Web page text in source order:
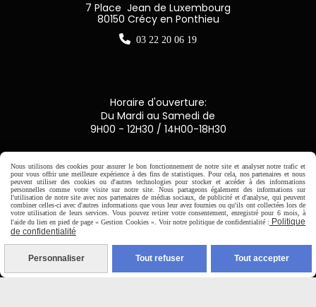
7 Place Jean de Luxembourg
80150 Crécy en Ponthieu
 03 22 20 06 19
Horaire d'ouverture:
Du Mardi au Samedi de
9H00 - 12H30 / 14H00-18H30

Paiement sécurisé
CB Crédit Agricole
Nous utilisons des cookies pour assurer le bon fonctionnement de notre site et analyser notre trafic et
pour vous offrir une meilleure expérience à des fins de statistiques. Pour cela, nos partenaires et nous
peuvent utiliser des cookies ou d'autres technologies pour stocker et accéder à des informations
personnelles comme votre visite sur notre site. Nous partageons également des informations sur
l'utilisation de notre site avec nos partenaires de médias sociaux, de publicité et d'analyse, qui peuvent
combiner celles-ci avec d'autres informations que vous leur avez fournies ou qu'ils ont collectées lors de
votre utilisation de leurs services. Vous pouvez retirer votre consentement, enregistré pour 6 mois, à
l'aide du lien en pied de page « Gestion Cookies ». Voir notre politique de confidentialité : Politique
de confidentialité
Personnaliser Tout refuser Tout accepter